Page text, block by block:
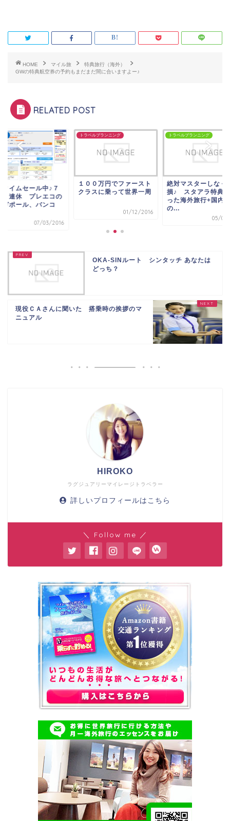
HOME マイル旅
特典旅行（海外）
GWの特典航空券の予約もまだまだ間に合いますよー♪
RELATED POST
ルプランニング
０万円でファースト
スに乗って世界一周
トラベルプランニング
絶対マスターしなくちゃ
損♪ スタアラ特典を使
SFC修行
旅作タイムセール中
月の３連休 プレエ
シンガポール、バン
ク...
OKA-SINルート シンタッチ あなたは
どっち？
現役ＣＡさんに聞いた 搭乗時の挨拶のマ
ニュアル
ラグジュアリーマイレージトラベラー
HIROKO
詳しいプロフィールはこちら
＼ Follow me ／